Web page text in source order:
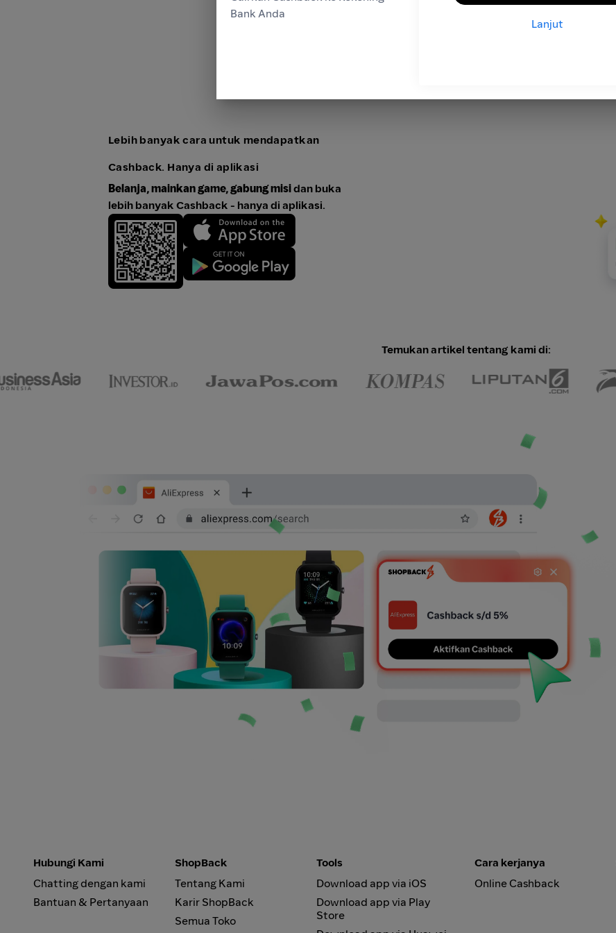
Lebih banyak cara untuk mendapatkan
Cashback. Hanya di aplikasi
Belanja, mainkan game, gabung misidan buka
lebih banyak Cashback - hanya di aplikasi.
Temukan artikel tentang kami di:
Hubungi Kami
Chatting dengan kami
Bantuan & Pertanyaan
ShopBack
Tentang Kami
Karir ShopBack
Semua Toko
Tools
Download app via iOS
Download app via Play
Store
Cara kerjanya
Online Cashback
Bank Anda
Lanjut